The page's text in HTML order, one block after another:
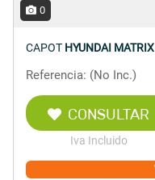
0
CAPOT HYUNDAI
Referencia: (No Inc.)
CONSULTAR
Iva Incluido